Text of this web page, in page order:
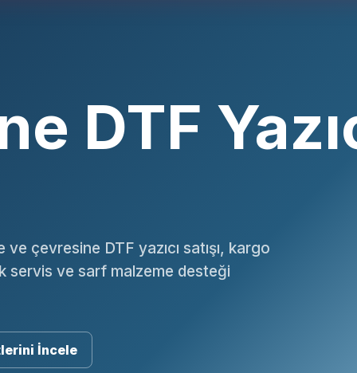
DTF
çevresine DTF yazıcı satışı, kargo
servis ve sarf malzeme desteği
İncele